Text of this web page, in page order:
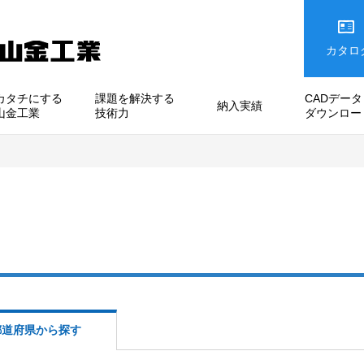
カタロ
タチにする
金工業
課題を解決する
技術力
納入実績
CADデータ
ダウンロ
府県から探す